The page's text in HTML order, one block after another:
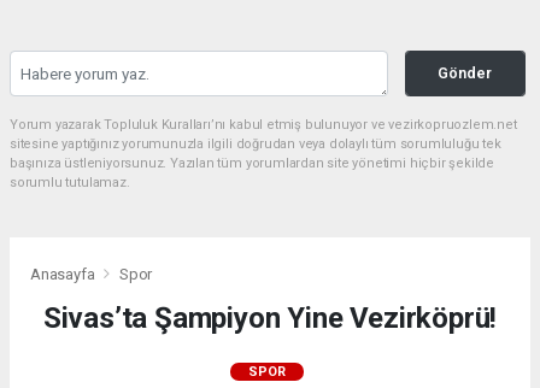
Gönder
Yorum yazarak Topluluk Kuralları’nı kabul etmiş bulunuyor ve vezirkopruozlem.net
sitesine yaptığınız yorumunuzla ilgili doğrudan veya dolaylı tüm sorumluluğu tek
başınıza üstleniyorsunuz. Yazılan tüm yorumlardan site yönetimi hiçbir şekilde
sorumlu tutulamaz.
Anasayfa Spor
Sivas’ta Şampiyon Yine Vezirköprü!
SPOR